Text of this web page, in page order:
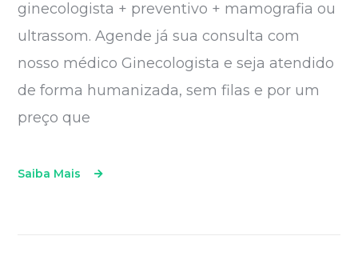
ginecologista + preventivo + mamografia ou
ultrassom. Agende já sua consulta com
nosso médico Ginecologista e seja atendido
de forma humanizada, sem filas e por um
preço que
Saiba Mais